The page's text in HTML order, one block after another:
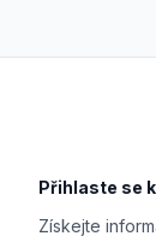
Přihlaste se
Získejte